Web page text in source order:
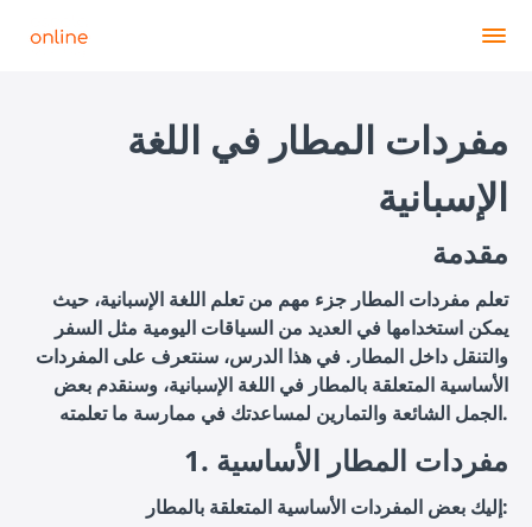
مفردات المطار في اللغة
الإسبانية
مقدمة
تعلم مفردات المطار جزء مهم من تعلم اللغة الإسبانية، حيث
يمكن استخدامها في العديد من السياقات اليومية مثل السفر
والتنقل داخل المطار. في هذا الدرس، سنتعرف على المفردات
الأساسية المتعلقة بالمطار في اللغة الإسبانية، وسنقدم بعض
الجمل الشائعة والتمارين لمساعدتك في ممارسة ما تعلمته.
1. مفردات المطار الأساسية
إليك بعض المفردات الأساسية المتعلقة بالمطار: